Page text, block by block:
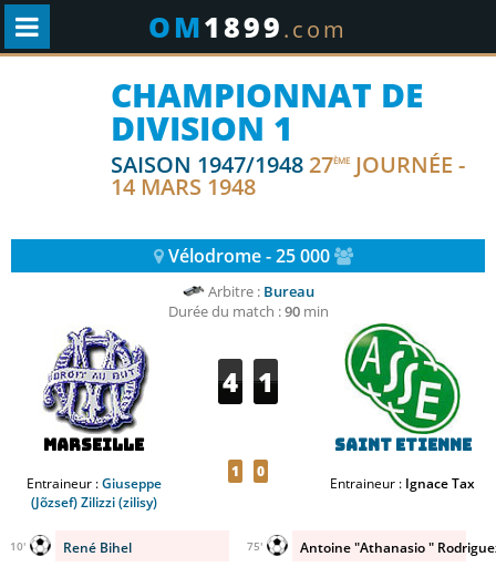
OM1899.com
CHAMPIONNAT DE
DIVISION 1
SAISON 1947/1948 27ÈME JOURNÉE -
14 MARS 1948
Vélodrome - 25 000
Arbitre : Bureau
Durée du match :90min
Marseille
Entraineur :Giuseppe
(Jõzsef) Zilizzi (zilisy)
4 1
1 0
Saint Etienne
Entraineur : Ignace Tax
René Bihel
10' Antoine "Athanasio "
75'